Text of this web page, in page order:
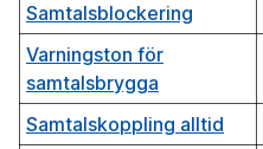
Samtalsblockering
Varningston för
samtalsbrygga
Samtalskoppling alltid